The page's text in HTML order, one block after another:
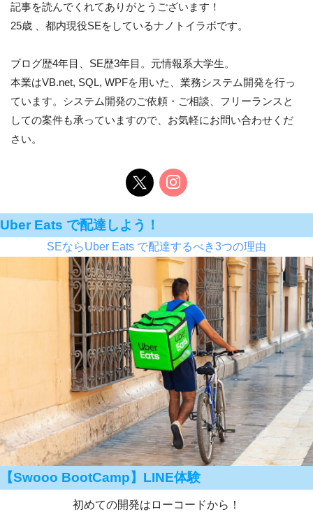
記事を読んでくれてありがとうございます！
25歳 、都内現役SEをしているナノトイラボです。
ブログ歴4年目、SE歴3年目。元情報系大学生。
本業はVB.net, SQL, WPFを用いた、業務システム開発を行っ
ています。システム開発のご依頼・ご相談、フリーランスと
しての案件も承っていますので、お気軽にお問い合わせくだ
さい。
Uber Eats で配達しよう！
SEならUber Eats で配達するべき3つの理由
【Swooo BootCamp】LINE体験
初めての開発はローコードから！